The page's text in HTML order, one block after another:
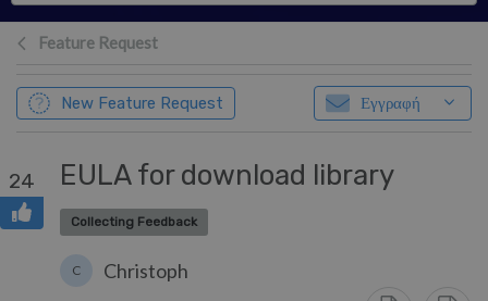
Feature Request
New Feature Request Εγγραφή
24 EULA for download library
Collecting Feedback
C Christoph